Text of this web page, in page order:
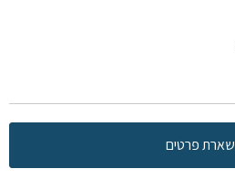
פרטים